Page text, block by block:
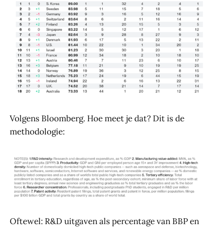
Volgens Bloomberg. Hoe meet je dat? Dit is de
methodologie:
Oftewel: R&D uitgaven als percentage van BBP en